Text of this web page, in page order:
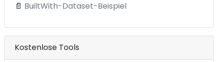
📄 BuiltWith-Dataset-Beispiel
Kostenlose Tools